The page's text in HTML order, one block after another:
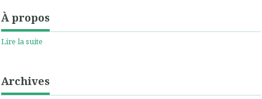
À propos
Lire la suite
Archives